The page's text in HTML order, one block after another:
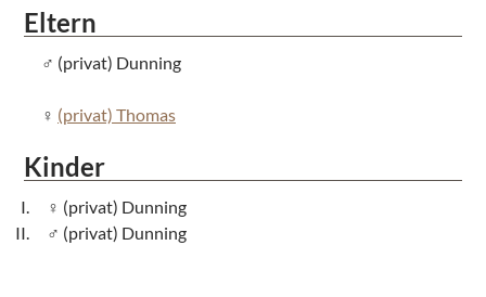
Eltern
(privat) Dunning
(privat) Thomas
Kinder
(privat) Dunning
(privat) Dunning